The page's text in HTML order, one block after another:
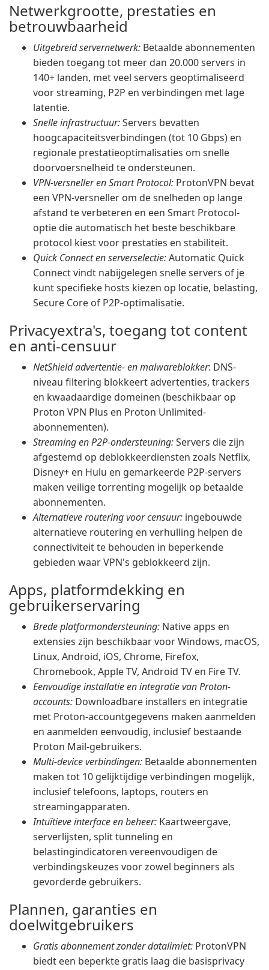
Netwerkgrootte, prestaties en
betrouwbaarheid
Uitgebreid servernetwerk: Betaalde abonnementen
bieden toegang tot meer dan 20.000 servers in
140+ landen, met veel servers geoptimaliseerd
voor streaming, P2P en verbindingen met lage
latentie.
Snelle infrastructuur:Servers bevatten
hoogcapaciteitsverbindingen (tot 10 Gbps) en
regionale prestatieoptimalisaties om snelle
doorvoersnelheid te ondersteunen.
VPN-versneller en Smart Protocol: ProtonVPN bevat
een VPN-versneller om de snelheden op lange
afstand te verbeteren en een Smart Protocol-
optie die automatisch het beste beschikbare
protocol kiest voor prestaties en stabiliteit.
Quick Connect en serverselectie:Automatic Quick
Connect vindt nabijgelegen snelle servers of je
kunt specifieke hosts kiezen op locatie, belasting,
Secure Core of P2P-optimalisatie.
Privacyextra's, toegang tot content
en anti-censuur
NetShield advertentie- en malwareblokker: DNS-
niveau filtering blokkeert advertenties, trackers
en kwaadaardige domeinen (beschikbaar op
Proton VPN Plus en Proton Unlimited-
abonnementen).
Streaming en P2P-ondersteuning:Servers die zijn
afgestemd op deblokkeerdiensten zoals Netflix,
Disney+ en Hulu en gemarkeerde P2P-servers
maken veilige torrenting mogelijk op betaalde
abonnementen.
Alternatieve routering voor censuur: ingebouwde
alternatieve routering en verhulling helpen de
connectiviteit te behouden in beperkende
gebieden waar VPN's geblokkeerd zijn.
Apps, platformdekking en
gebruikerservaring
Brede platformondersteuning: Native apps en
extensies zijn beschikbaar voor Windows, macOS,
Linux, Android, iOS, Chrome, Firefox,
Chromebook, Apple TV, Android TV en Fire TV.
Eenvoudige installatie en integratie van Proton-
accounts: Downloadbare installers en integratie
met Proton-accountgegevens maken aanmelden
en aanmelden eenvoudig, inclusief bestaande
Proton Mail-gebruikers.
Multi-device verbindingen: Betaalde abonnementen
maken tot 10 gelijktijdige verbindingen mogelijk,
inclusief telefoons, laptops, routers en
streamingapparaten.
Intuïtieve interface en beheer: Kaartweergave,
serverlijsten, split tunneling en
belastingindicatoren vereenvoudigen de
verbindingskeuzes voor zowel beginners als
gevorderde gebruikers.
Plannen, garanties en
doelwitgebruikers
Gratis abonnement zonder datalimiet: ProtonVPN
biedt een beperkte gratis laag die basisprivacy